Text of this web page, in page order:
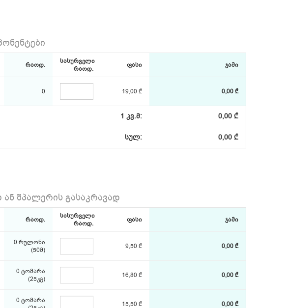
რაოდ.
სასურველი
რაოდ.
ფასი ჯამი
0 19,00 ₾ 0,00 ₾
1 კვ.მ: 0,00 ₾
სულ: 0,00 ₾
ან შპალერის გასაკრავად
რაოდ.
სასურველი
რაოდ.
ფასი ჯამი
0 რულონი
(50მ)
9,50 ₾ 0,00 ₾
0 ტომარა
(25კგ)
16,80 ₾ 0,00 ₾
0 ტომარა
15,50 ₾ 0,00 ₾